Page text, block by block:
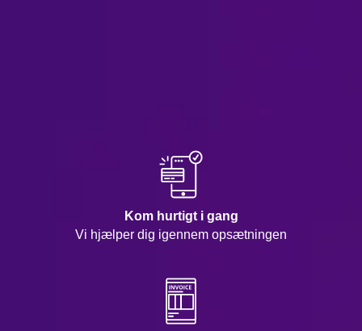
Kom hurtigt i gang
Vi hjælper dig igennem opsætningen